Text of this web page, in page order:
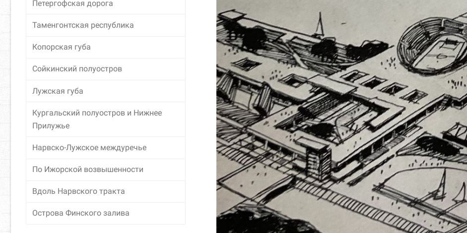
Петергофская дорога
Таменгонтская республика
Копорская губа
Сойкинский полуостров
Лужская губа
Кургальский полуостров и Нижнее
Прилужье
Нарвско-Лужское междуречье
По Ижорской возвышенности
Вдоль Нарвского тракта
Острова Финского залива
Необходимые
Использование
этих файлов cookie
обязательно. Они
необходимы для
функционирования
веб-сайта.
Статистика и